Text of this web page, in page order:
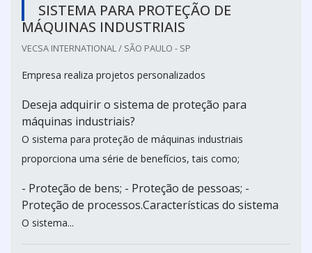
SISTEMA PARA PROTEÇÃO DE
MÁQUINAS INDUSTRIAIS
VECSA INTERNATIONAL / SÃO PAULO - SP
Empresa realiza projetos personalizados
Deseja adquirir o sistema de proteção para
máquinas industriais?
O sistema para proteção de máquinas industriais
proporciona uma série de benefícios, tais como;
- Proteção de bens; - Proteção de pessoas; -
Proteção de processos.Características do sistema
O sistema...